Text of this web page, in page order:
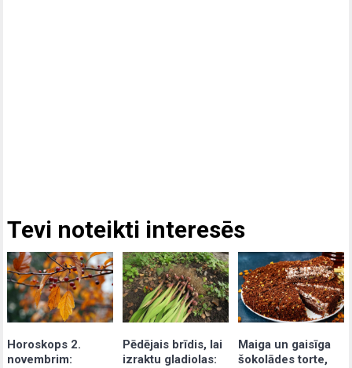
Tevi noteikti interesēs
Horoskops 2.
novembrim:
Pēdējais brīdis, lai
izraktu gladiolas:
Maiga un gaisīga
šokolādes torte,